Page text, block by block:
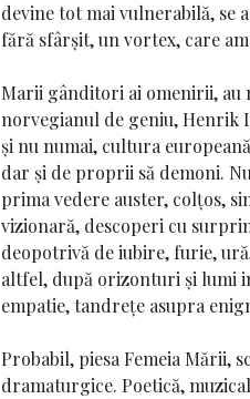
devine tot mai vulnerabilă, se
fără sfârșit, un vortex, care
Marii gânditori ai omenirii, au
norvegianul de geniu, Henrik
și nu numai, cultura
dar și de proprii să demoni.
prima vedere auster, colțos,
vizionară, descoperi cu
deopotrivă de iubire, furie,
altfel, după orizonturi și lumi
empatie, tandrețe asupra
Probabil, piesaFemeia Mării,
dramaturgice. Poetică,